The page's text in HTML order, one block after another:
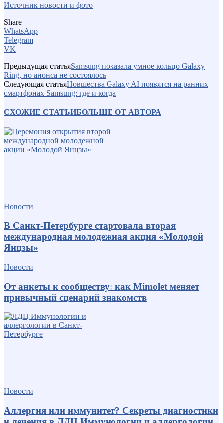
Источник новости и фото
Share
WhatsApp
Telegram
VK
Предыдущая статьяSamsung показала умное кольцо Galaxy
Ring, но анонса не состоялось
Следующая статьяНовшества Galaxy AI появятся на ранних
смартфонах Samsung: где и когда
СХОЖИЕ СТАТЬИБОЛЬШЕ ОТ АВТОРА
Новости
В Санкт-Петербурге стартовала вторая
международная молодежная акция «Молодой
Янцзы»
Новости
От анкеты к сообществу: как Mimolet меняет
привычный сценарий знакомств
Новости
Аллергия или иммунитет? Секреты диагностики